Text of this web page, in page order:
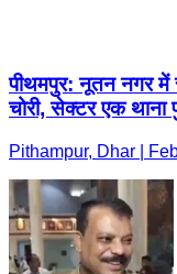
पीथमपुर: नूतन नगर में
चोरी, सेक्टर एक थाना
Pithampur, Dhar |